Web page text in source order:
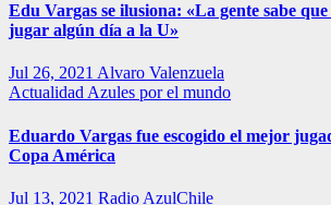
Edu Vargas se ilusiona: «La gente sabe
jugar algún día a la U»
Jul 26, 2021 Alvaro Valenzuela
Actualidad Azules por el mundo
Eduardo Vargas fue escogido el mejor
Copa América
Jul 13, 2021 Radio AzulChile